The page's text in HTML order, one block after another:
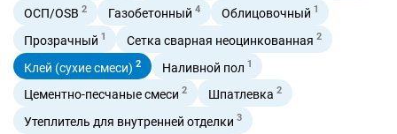
ОСП/OSB 2 Газобетонный 4 Облицовочный 1
Прозрачный 1 Сетка сварная неоцинкованная 2
Клей (сухие смеси) 2 Наливной пол 1
Цементно-песчаные смеси 2 Шпатлевка 2
Утеплитель для внутренней отделки 3